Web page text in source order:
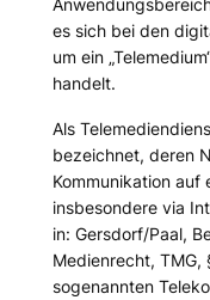
es sich bei den
um ein
handelt.
Als
bezeichnet, deren
Kommunikation auf
insbesondere via
in: Gersdorf/Paal,
Medienrecht, TMG,
sogenannten